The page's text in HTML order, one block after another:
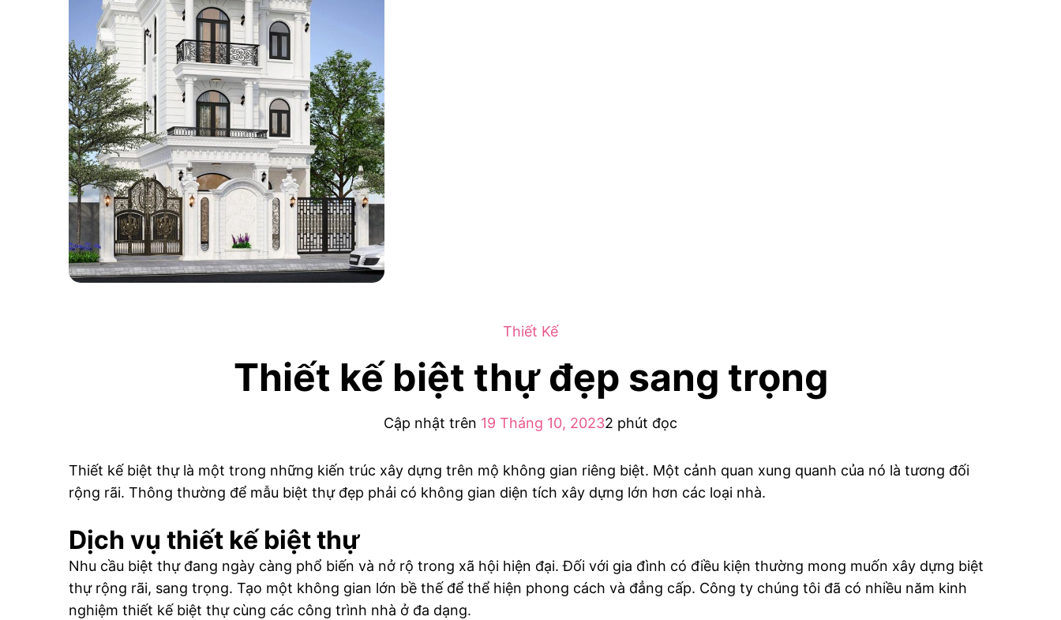
Thiết Kế
Thiết kế biệt thự đẹp sang trọng
Cập nhật trên 19 Tháng 10, 20232 phút đọc
Thiết kế biệt thự là một trong những kiến trúc xây dựng trên mộ không gian riêng biệt. Một cảnh quan xung quanh của nó là tương đối
rộng rãi. Thông thường để mẫu biệt thự đẹp phải có không gian diện tích xây dựng lớn hơn các loại nhà.
Dịch vụ thiết kế biệt thự
Nhu cầu biệt thự đang ngày càng phổ biến và nở rộ trong xã hội hiện đại. Đối với gia đình có điều kiện thường mong muốn xây dựng biệt
thự rộng rãi, sang trọng. Tạo một không gian lớn bề thế để thể hiện phong cách và đẳng cấp. Công ty chúng tôi đã có nhiều năm kinh
nghiệm thiết kế biệt thự cùng các công trình nhà ở đa dạng.